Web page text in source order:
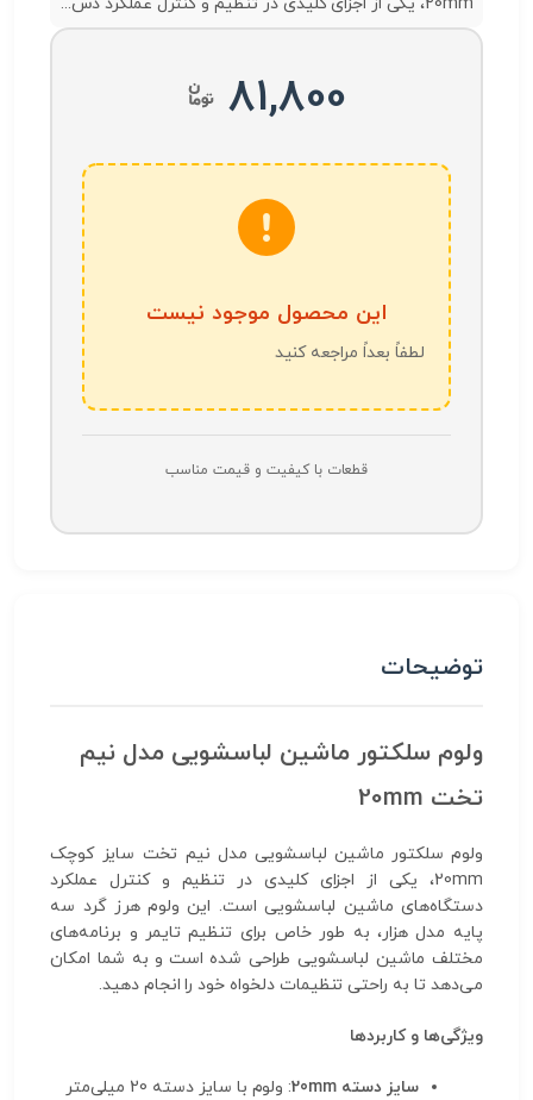
81,800
این محصول موجود نیست
لطفاً بعداً مراجعه کنید
قطعات با کیفیت و قیمت مناسب
توضیحات
ولوم سلکتور ماشین لباسشویی مدل نیم
تخت 20mm
ولوم سلکتور ماشین لباسشویی مدل نیم تخت سایز کوچک
20mm، یکی از اجزای کلیدی در تنظیم و کنترل عملکرد
دستگاه‌های ماشین لباسشویی است. این ولوم هرز گرد سه
پایه مدل هزار، به طور خاص برای تنظیم تایمر و برنامه‌های
مختلف ماشین لباسشویی طراحی شده است و به شما امکان
می‌دهد تا به راحتی تنظیمات دلخواه خود را انجام دهید.
ویژگی‌ها و کاربردها
سایز دسته 20mm
: ولوم با سایز دسته 20 میلی‌متر